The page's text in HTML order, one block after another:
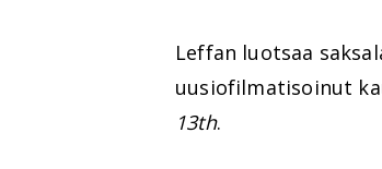
Leffan luotsaa
uusiofilmatisoinut
13th.